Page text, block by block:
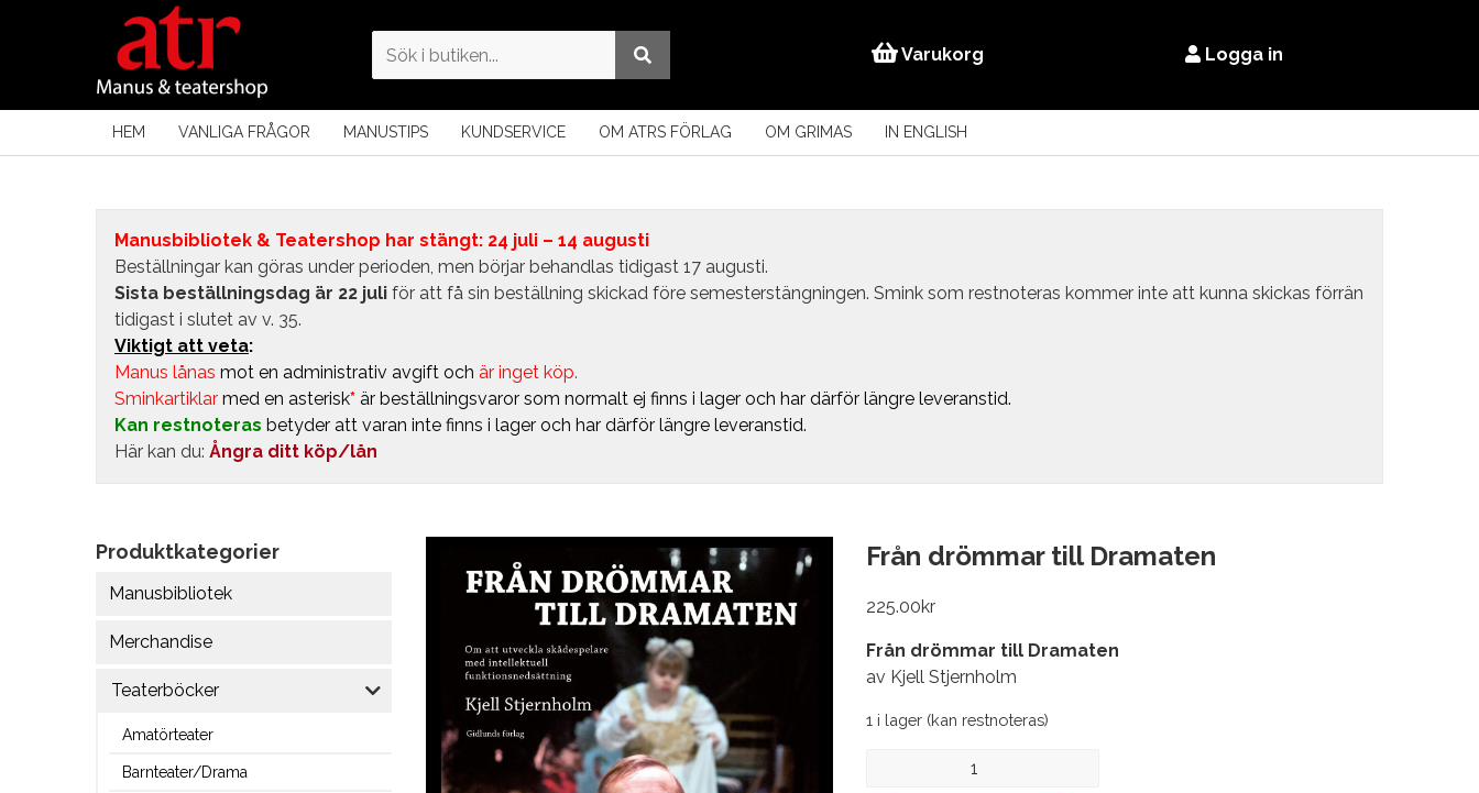
Varukorg Logga in
HEM VANLIGA FRÅGOR MANUSTIPS KUNDSERVICE OM ATRS FÖRLAG OM GRIMAS IN ENGLISH
Manusbibliotek & Teatershop har stängt: 24 juli – 14 augusti
Beställningar kan göras under perioden, men börjar behandlas tidigast 17 augusti.
Sista beställningsdag är 22 juli för att få sin beställning skickad före semesterstängningen. Smink som restnoteras kommer inte att kunna skickas förrän
tidigast i slutet av v. 35.
Viktigt att veta:
Manus lånas mot en administrativ avgift och är inget köp.
Sminkartiklar med en asterisk* är beställningsvaror som normalt ej finns i lager och har därför längre leveranstid.
Kan restnoteras betyder att varan inte finns i lager och har därför längre leveranstid.
Här kan du: Ångra ditt köp/lån
Produktkategorier
Manusbibliotek
Merchandise
Teaterböcker
Amatörteater
Barnteater/Drama
Från drömmar till Dramaten
225.00kr
Från drömmar till Dramaten
av Kjell Stjernholm
1 i lager (kan restnoteras)